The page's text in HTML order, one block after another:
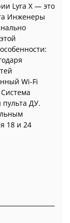
Lyra X — это
18 и 24